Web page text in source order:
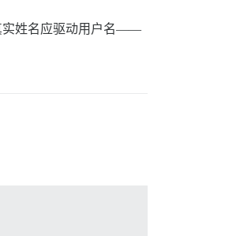
实姓名应驱动用户名——